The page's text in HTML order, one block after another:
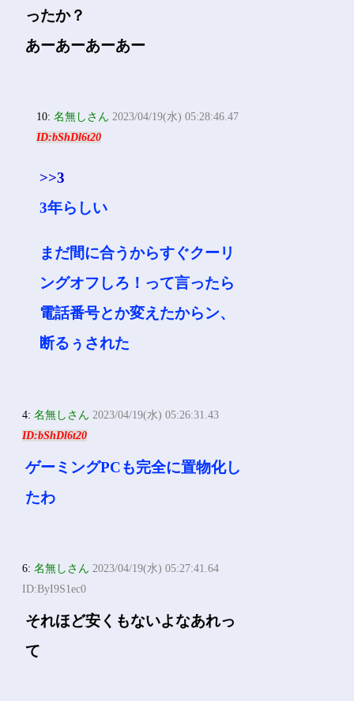
ったか？
あーあーあーあー
10:名無しさん 2023/04/19(水) 05:28:46.47
ID:bShDl6t20
>>3
3年らしい
まだ間に合うからすぐクーリ
ングオフしろ！って言ったら
電話番号とか変えたからン、
断るぅされた
4:名無しさん 2023/04/19(水) 05:26:31.43
ID:bShDl6t20
ゲーミングPCも完全に置物化し
たわ
6:名無しさん 2023/04/19(水) 05:27:41.64
ID:ByI9S1ec0
それほど安くもないよなあれっ
て